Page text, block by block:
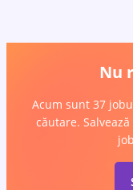
Nu
Acum sunt 37
căutare.